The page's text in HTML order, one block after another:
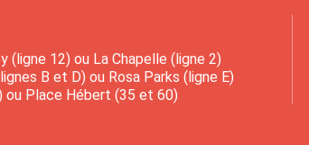
(ligne 12) ou La Chapelle (ligne 2)
B et D) ou Rosa Parks (ligne E)
ou Place Hébert (35 et 60)